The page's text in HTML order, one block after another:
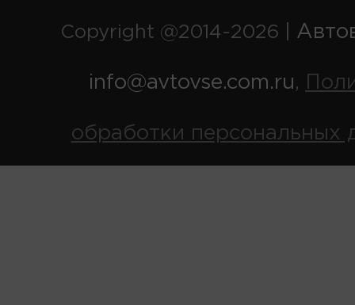
Copyright @2014-2026 |
info@avtovse.com.ru,
обработки персональных